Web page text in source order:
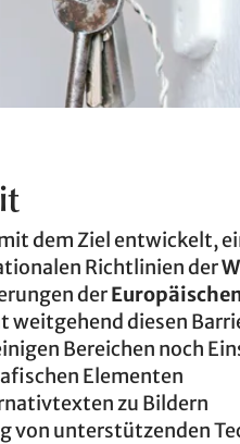
dem Ziel entwickelt,
Richtlinien der
der
weitgehend diesen
Bereichen noch
Elementen
zu Bildern
von unterstützenden